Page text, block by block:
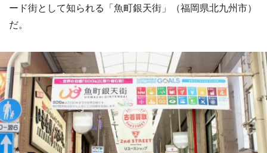
ード街として知られる「魚町銀天街」（福岡県北九州市）
だ。